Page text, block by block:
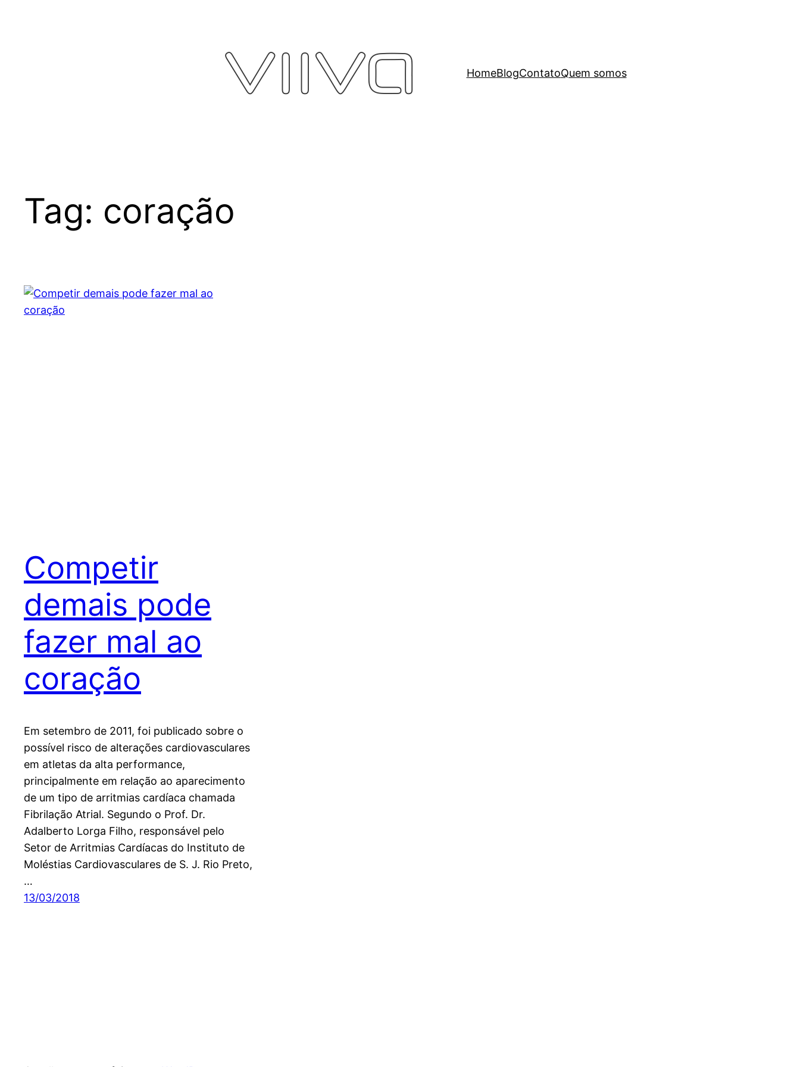
HomeBlogContatoQuem somos
Tag: coração
Competir
demais pode
fazer mal ao
coração
Em setembro de 2011, foi publicado sobre o
possível risco de alterações cardiovasculares
em atletas da alta performance,
principalmente em relação ao aparecimento
de um tipo de arritmias cardíaca chamada
Fibrilação Atrial. Segundo o Prof. Dr.
Adalberto Lorga Filho, responsável pelo
Setor de Arritmias Cardíacas do Instituto de
Moléstias Cardiovasculares de S. J. Rio Preto,
…
13/03/2018